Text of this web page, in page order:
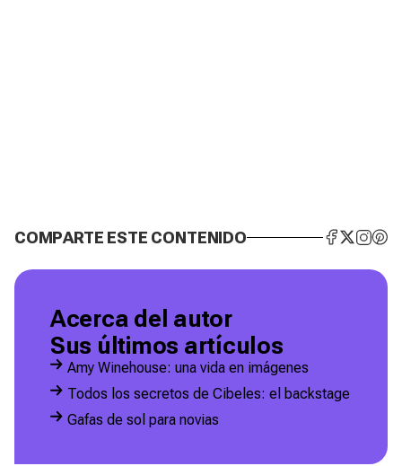
COMPARTE ESTE CONTENIDO
Acerca del autor
Sus últimos artículos
Amy Winehouse: una vida en imágenes
Todos los secretos de Cibeles: el backstage
Gafas de sol para novias